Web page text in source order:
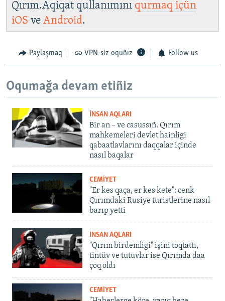
Qırım.Aqiqat qullanımını qurmaq içün
iOS ve Android.
Paylaşmaq VPN-siz oquñız Follow us
Oqumağa devam etiñiz
İNSAN AQLARI
Bir an – ve casussıñ. Qırım
mahkemeleri devlet hainligi
qabaatlavlarını daqqalar içinde
nasıl baqalar
CEMİYET
"Er kes qaça, er kes kete": cenk
Qırımdaki Rusiye turistlerine nasıl
barıp yetti
İNSAN AQLARI
"Qırım birdemligi" işini toqtattı,
tintüv ve tutuvlar ise Qırımda daa
çoq oldı
CEMİYET